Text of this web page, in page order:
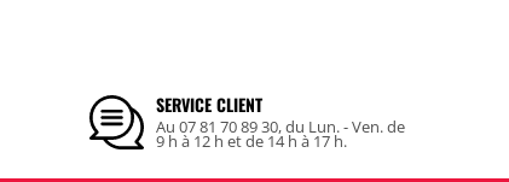
SERVICE CLIENT
Au 07 81 70 89 30, du Lun. - Ven. de
9 h à 12 h et de 14 h à 17 h.